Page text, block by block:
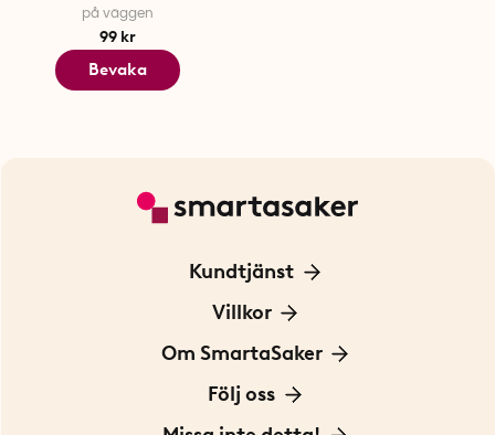
på väggen
99 kr
Bevaka
Kundtjänst
Kontakta oss
För Företag
Villkor
Frakt och leverans
Personuppgiftspolicy
Om SmartaSaker
Om oss
Vår historia
Följ oss
Blogg: Smarta tips